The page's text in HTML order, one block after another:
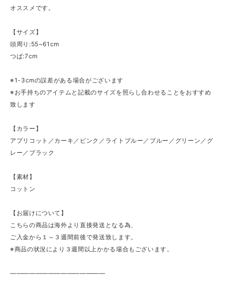
オススメです。
【サイズ】
頭周り:55~61cm
つば:7cm
※1-3cmの誤差がある場合がございます
※お手持ちのアイテムと記載のサイズを照らし合わせることをおすすめ
致します
【カラー】
アプリコット／カーキ／ピンク／ライトブルー／ブルー／グリーン／グ
レー／ブラック
【素材】
コットン
【お届けについて】
こちらの商品は海外より直接発送となる為、
ご入金から１～３週間前後で発送致します。
※商品の状況により３週間以上かかる場合もございます。
———————————————